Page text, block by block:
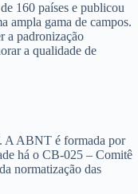
160 países e publicou
ampla gama de campos.
a padronização
a qualidade de
A ABNT é formada por
há o CB-025 – Comitê
normatização das